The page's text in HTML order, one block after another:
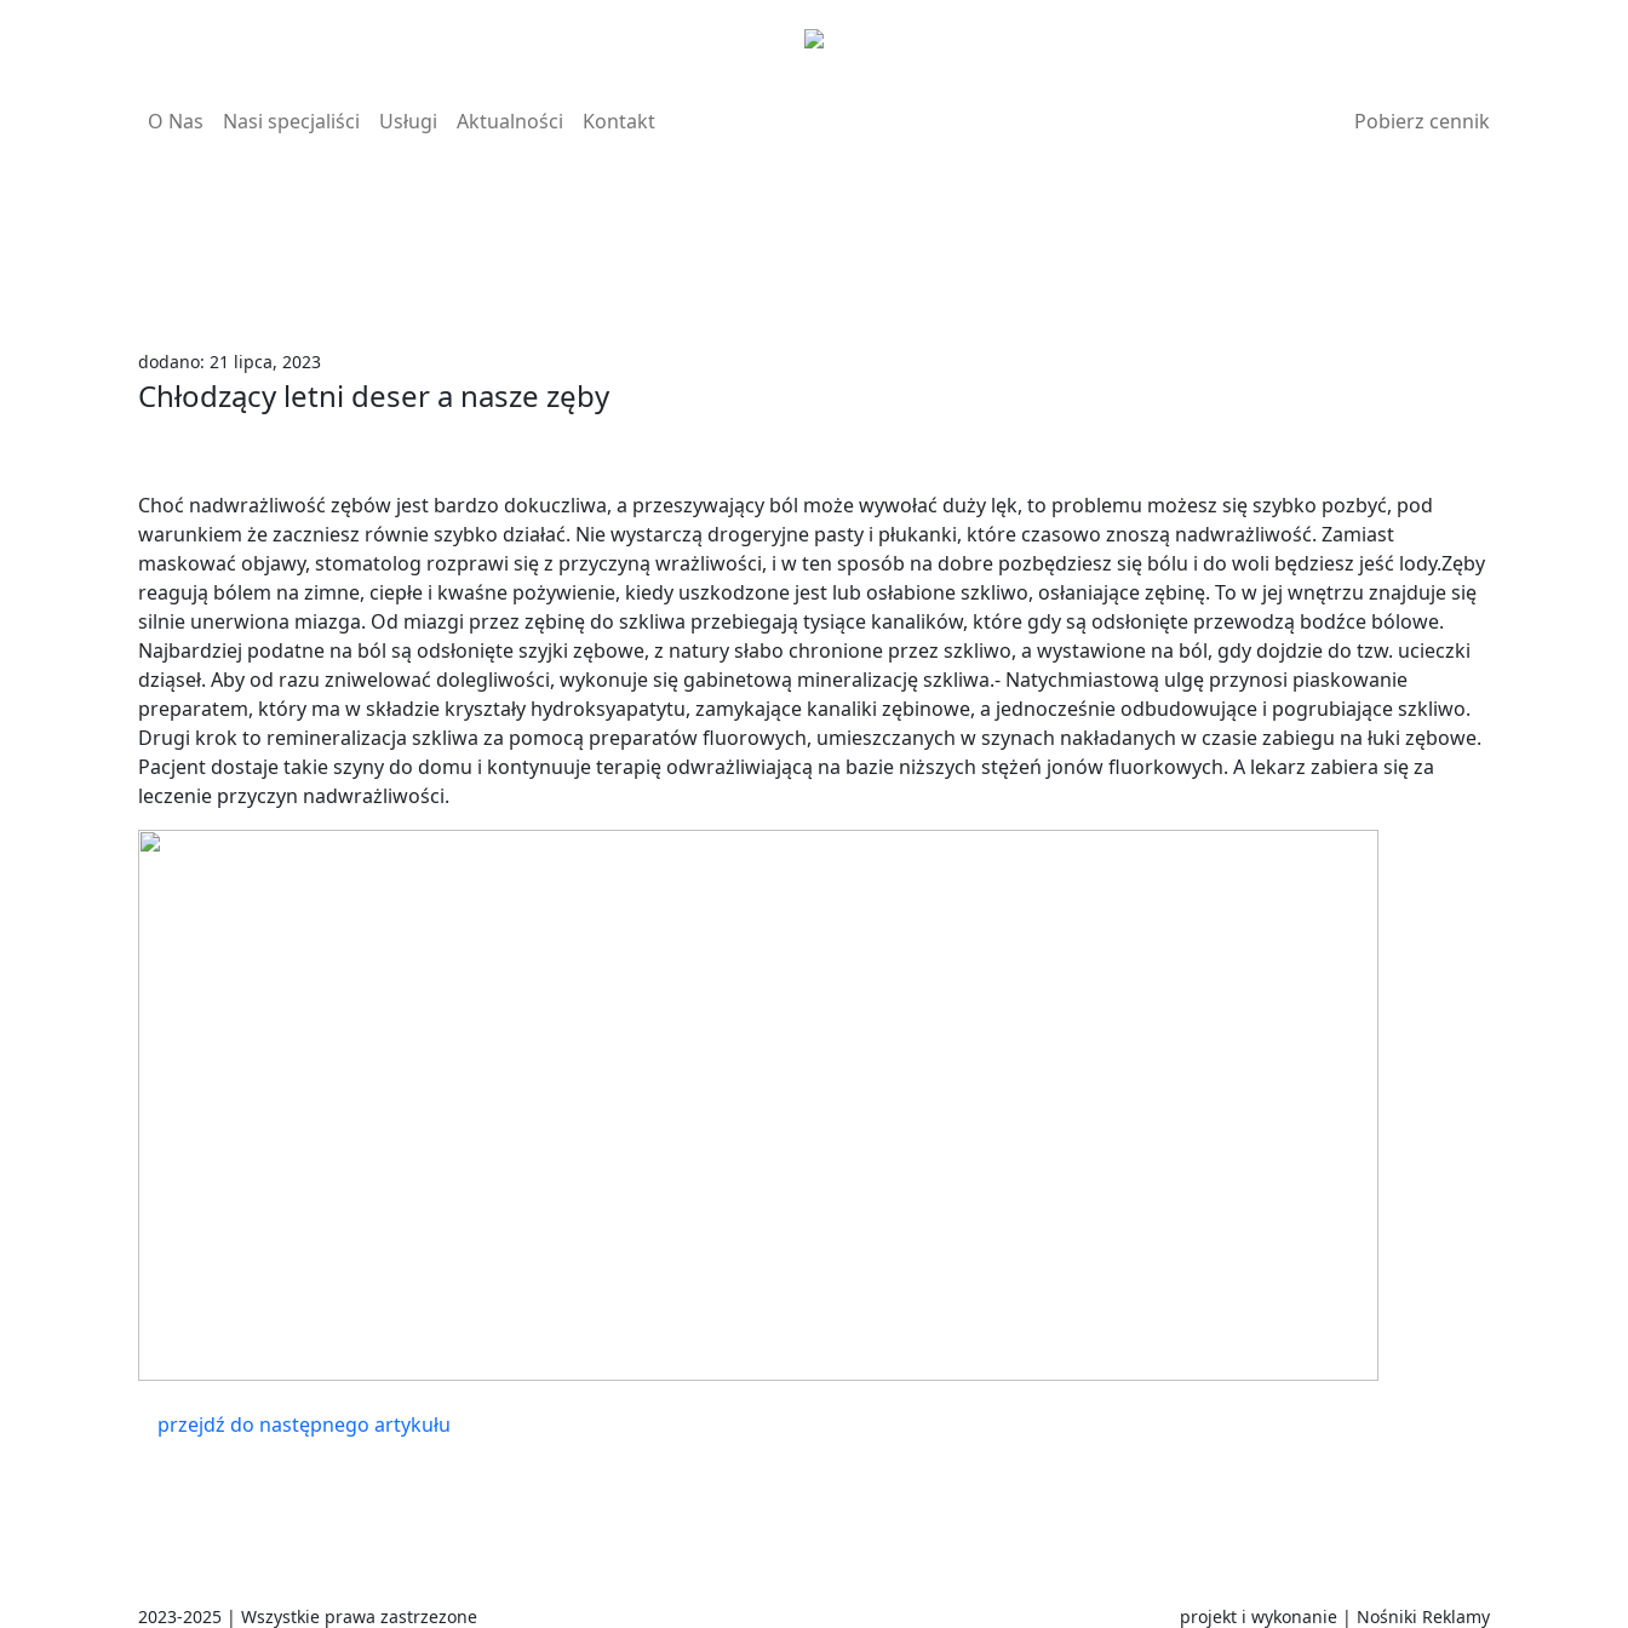
O Nas Nasi specjaliści Usługi Aktualności Kontakt Pobierz cennik
dodano: 21 lipca, 2023
Chłodzący letni deser a nasze zęby
Choć nadwrażliwość zębów jest bardzo dokuczliwa, a przeszywający ból może wywołać duży lęk, to problemu możesz się szybko pozbyć, pod
warunkiem że zaczniesz równie szybko działać. Nie wystarczą drogeryjne pasty i płukanki, które czasowo znoszą nadwrażliwość. Zamiast
maskować objawy, stomatolog rozprawi się z przyczyną wrażliwości, i w ten sposób na dobre pozbędziesz się bólu i do woli będziesz jeść lody.Zęby
reagują bólem na zimne, ciepłe i kwaśne pożywienie, kiedy uszkodzone jest lub osłabione szkliwo, osłaniające zębinę. To w jej wnętrzu znajduje się
silnie unerwiona miazga. Od miazgi przez zębinę do szkliwa przebiegają tysiące kanalików, które gdy są odsłonięte przewodzą bodźce bólowe.
Najbardziej podatne na ból są odsłonięte szyjki zębowe, z natury słabo chronione przez szkliwo, a wystawione na ból, gdy dojdzie do tzw. ucieczki
dziąseł. Aby od razu zniwelować dolegliwości, wykonuje się gabinetową mineralizację szkliwa.- Natychmiastową ulgę przynosi piaskowanie
preparatem, który ma w składzie kryształy hydroksyapatytu, zamykające kanaliki zębinowe, a jednocześnie odbudowujące i pogrubiające szkliwo.
Drugi krok to remineralizacja szkliwa za pomocą preparatów fluorowych, umieszczanych w szynach nakładanych w czasie zabiegu na łuki zębowe.
Pacjent dostaje takie szyny do domu i kontynuuje terapię odwrażliwiającą na bazie niższych stężeń jonów fluorkowych. A lekarz zabiera się za
leczenie przyczyn nadwrażliwości.
przejdź do następnego artykułu
2023-2025 | Wszystkie prawa zastrzezone projekt i wykonanie | Nośniki Reklamy